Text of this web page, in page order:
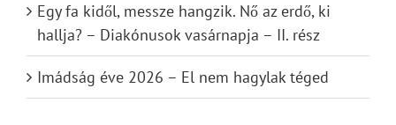
Egy fa kidől, messze hangzik. Nő az erdő, ki
hallja? – Diakónusok vasárnapja – II. rész
Imádság éve 2026 – El nem hagylak téged